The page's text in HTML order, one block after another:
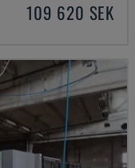
109 620 SEK